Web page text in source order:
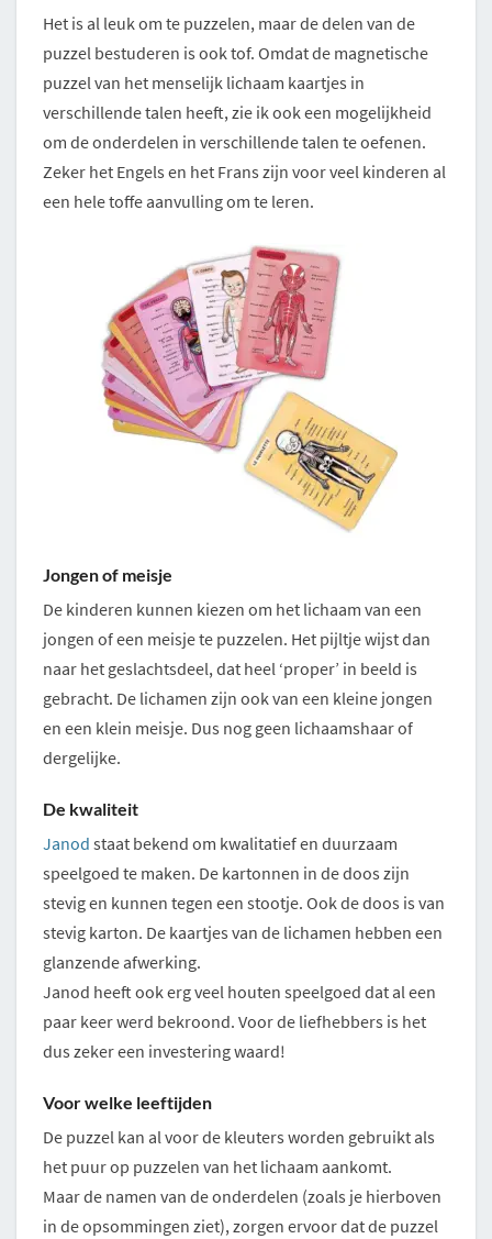
Het is al leuk om te puzzelen, maar de delen van de
puzzel bestuderen is ook tof. Omdat de magnetische
puzzel van het menselijk lichaam kaartjes in
verschillende talen heeft, zie ik ook een mogelijkheid
om de onderdelen in verschillende talen te oefenen.
Zeker het Engels en het Frans zijn voor veel kinderen al
een hele toffe aanvulling om te leren.
Jongen of meisje
De kinderen kunnen kiezen om het lichaam van een
jongen of een meisje te puzzelen. Het pijltje wijst dan
naar het geslachtsdeel, dat heel ‘proper’ in beeld is
gebracht. De lichamen zijn ook van een kleine jongen
en een klein meisje. Dus nog geen lichaamshaar of
dergelijke.
De kwaliteit
Janod staat bekend om kwalitatief en duurzaam
speelgoed te maken. De kartonnen in de doos zijn
stevig en kunnen tegen een stootje. Ook de doos is van
stevig karton. De kaartjes van de lichamen hebben een
glanzende afwerking.
Janod heeft ook erg veel houten speelgoed dat al een
paar keer werd bekroond. Voor de liefhebbers is het
dus zeker een investering waard!
Voor welke leeftijden
De puzzel kan al voor de kleuters worden gebruikt als
het puur op puzzelen van het lichaam aankomt.
Maar de namen van de onderdelen (zoals je hierboven
in de opsommingen ziet), zorgen ervoor dat de puzzel